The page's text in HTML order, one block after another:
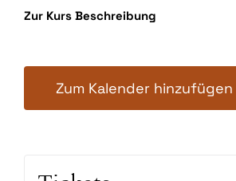
Zur Kurs Beschreibung
Zum Kalender hinzufügen